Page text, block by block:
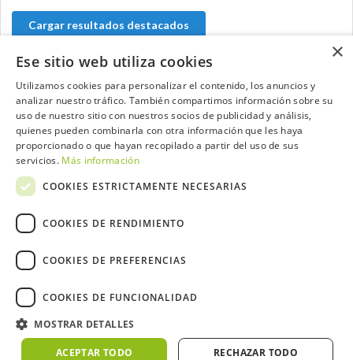
Cargar resultados destacados
Contacta con el equipo de NextCaddy
Opina Contacta
2026 ©NextCaddy.
Política de Cookies
Política de Privacidad
Términos y Condiciones
Meteo ©AEMET Meteo ©DarkSky
×
Ese sitio web utiliza cookies
Utilizamos cookies para personalizar el contenido, los anuncios y
analizar nuestro tráfico. También compartimos información sobre su
uso de nuestro sitio con nuestros socios de publicidad y análisis,
quienes pueden combinarla con otra información que les haya
proporcionado o que hayan recopilado a partir del uso de sus
servicios. Más información
COOKIES ESTRICTAMENTE NECESARIAS
COOKIES DE RENDIMIENTO
COOKIES DE PREFERENCIAS
COOKIES DE FUNCIONALIDAD
MOSTRAR DETALLES
ACEPTAR TODO RECHAZAR TODO